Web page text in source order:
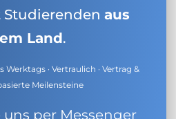
aus
Land.
· Vertraulich · Vertrag &
Meilensteine
uns per Messenger